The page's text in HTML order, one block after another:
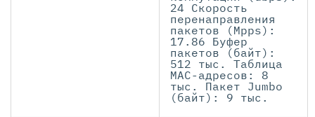
24 Скорость
перенаправления
пакетов (Mpps):
17.86 Буфер
пакетов (байт):
512 тыс. Таблица
MAC-адресов: 8
тыс. Пакет Jumbo
(байт): 9 тыс.